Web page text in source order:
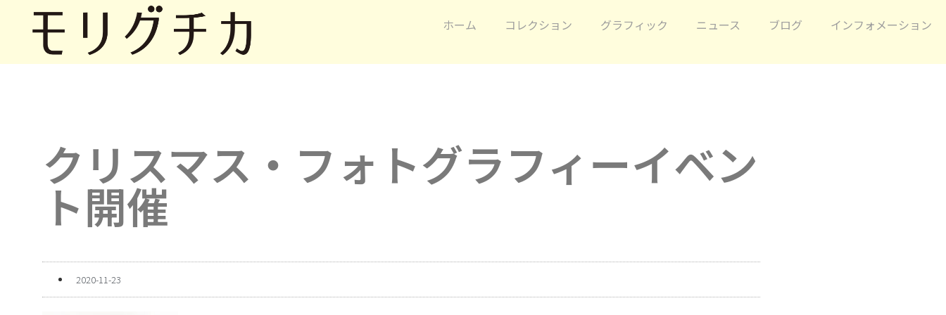
ホーム コレクション グラフィック ニュース ブログ インフォメーション
クリスマス・フォトグラフィーイベン
ト開催
2020-11-23